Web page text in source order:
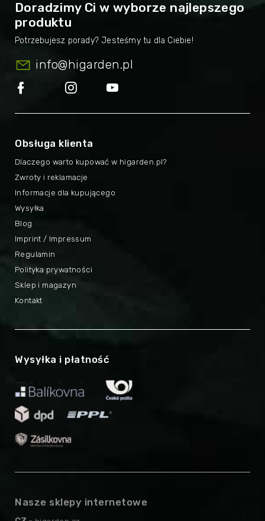
Doradzimy Ci w wyborze najlepszego
produktu
info@higarden.pl
Obsługa klienta
Dlaczego warto kupować w higarden.pl?
Imprint / Impressum
Zwroty i reklamacje
Regulamin
Informacje dla kupującego
Polityka prywatności
Wysyłka
Sklep i magazyn
Blog
Kontakt
Wysyłka i płatność
Nasze sklepy internetowe